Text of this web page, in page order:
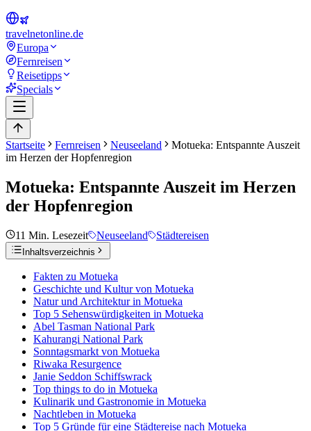
travelnetonline.de
Europa
Fernreisen
Reisetipps
Specials
Startseite Fernreisen Neuseeland
Motueka: Entspannte Auszeit
im Herzen der Hopfenregion
Motueka: Entspannte Auszeit im Herzen
der Hopfenregion
11 Min. Lesezeit Neuseeland Städtereisen
Inhaltsverzeichnis
Fakten zu Motueka
Geschichte und Kultur von Motueka
Natur und Architektur in Motueka
Top 5 Sehenswürdigkeiten in Motueka
Abel Tasman National Park
Kahurangi National Park
Sonntagsmarkt von Motueka
Riwaka Resurgence
Janie Seddon Schiffswrack
Top things to do in Motueka
Kulinarik und Gastronomie in Motueka
Nachtleben in Motueka
Top 5 Gründe für eine Städtereise nach Motueka